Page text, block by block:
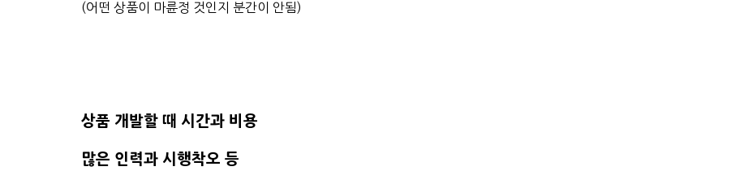
(어떤 상품이 마륜정 것인지 분간이 안됨)
상품 개발할 때 시간과 비용
많은 인력과 시행착오 등